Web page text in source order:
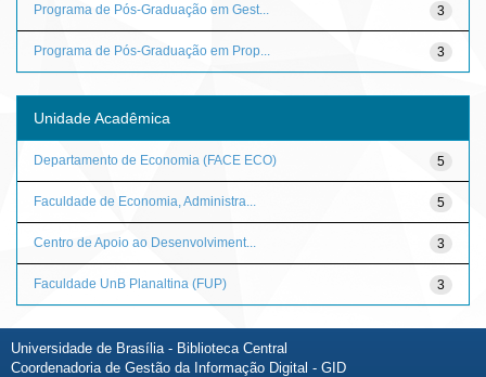
3
Programa de Pós-Graduação em Gest...
3
Programa de Pós-Graduação em Prop...
Unidade Acadêmica
5
Departamento de Economia (FACE ECO)
5
Faculdade de Economia, Administra...
3
Centro de Apoio ao Desenvolviment...
3
Faculdade UnB Planaltina (FUP)
Universidade de Brasília - Biblioteca Central
Coordenadoria de Gestão da Informação Digital - GID